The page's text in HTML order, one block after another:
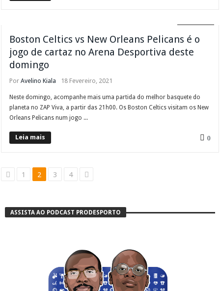
Boston Celtics vs New Orleans Pelicans é o
jogo de cartaz no Arena Desportiva deste
domingo
PorAvelino Kiala 18 Fevereiro, 2021
Neste domingo, acompanhe mais uma partida do melhor basquete do
planeta no ZAP Viva, a partir das 21h00. Os Boston Celtics visitam os New
Orleans Pelicans num jogo ...
Leia mais 0
1 2 3 4
ASSISTA AO PODCAST PRODESPORTO